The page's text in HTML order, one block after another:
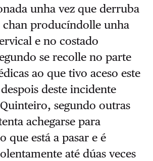
unha vez que derruba
chan producíndolle unha
e no costado
se recolle no parte
ao que tivo aceso este
deste incidente
segundo outras
achegarse para
que está a pasar e é
até dúas veces